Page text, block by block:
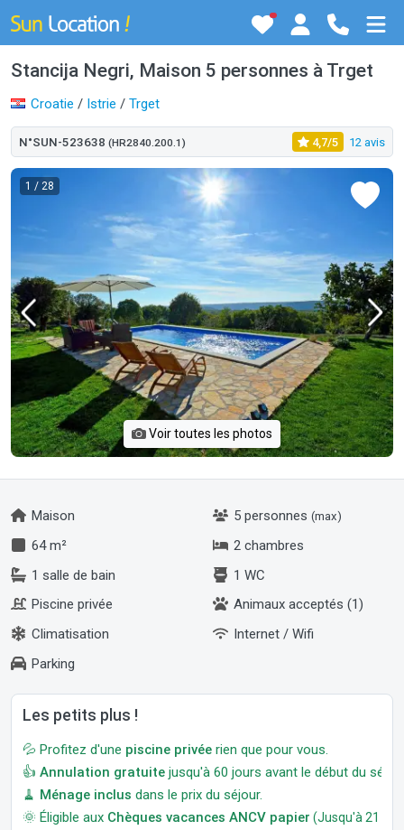
Stancija Negri, Maison 5 personnes à Trget
Croatie / Istrie / Trget
N°SUN-523638 (HR2840.200.1) 4,7/5 12 avis
1 / 28
Voir toutes les photos
Maison 5 personnes (max)
64 m²
2 chambres
1 salle de bain
1 WC
Piscine privée
Animaux acceptés (1)
Climatisation
Internet / Wifi
Parking
Les petits plus !
💦 Profitez d'une piscine privée rien que pour vous.
👍 Annulation gratuite jusqu'à 60 jours avant le début du
🧹 Ménage inclus dans le prix du séjour.
🌞 Éligible aux Chèques vacances ANCV papier (Jusqu'à 21